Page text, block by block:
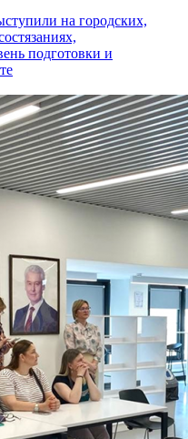
на городских,
подготовки и